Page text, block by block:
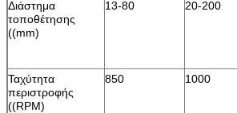
Διάστημα
τοποθέτησης
((mm)
13-80 20-200
Ταχύτητα
περιστροφής
((RPM)
850 1000